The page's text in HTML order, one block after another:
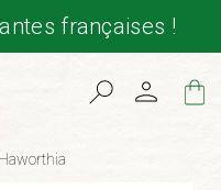
françaises !
Cart
Haworthia